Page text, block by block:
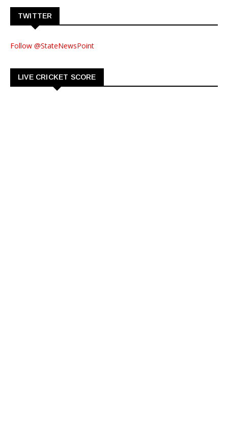
TWITTER
Follow @StateNewsPoint
LIVE CRICKET SCORE